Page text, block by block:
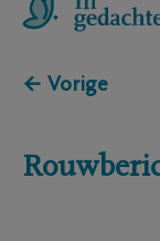
← Vorige